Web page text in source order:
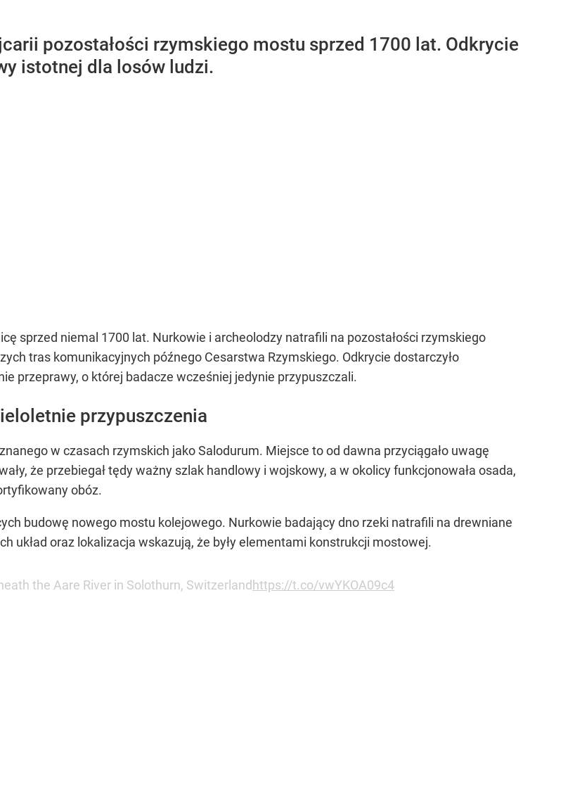
pozostałości rzymskiego mostu sprzed 1700 lat. Odkrycie
istotnej dla losów ludzi.
sprzed niemal 1700 lat. Nurkowie i archeolodzy natrafili na pozostałości rzymskiego
tras komunikacyjnych późnego Cesarstwa Rzymskiego. Odkrycie dostarczyło
przeprawy, o której badacze wcześniej jedynie przypuszczali.
przypuszczenia
w czasach rzymskich jako Salodurum. Miejsce to od dawna przyciągało uwagę
że przebiegał tędy ważny szlak handlowy i wojskowy, a w okolicy funkcjonowała osada,
obóz.
budowę nowego mostu kolejowego. Nurkowie badający dno rzeki natrafili na drewniane
układ oraz lokalizacja wskazują, że były elementami konstrukcji mostowej.
the Aare River in Solothurn, Switzerlandhttps://t.co/vwYKOA09c4